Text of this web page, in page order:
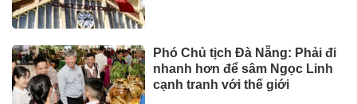
Phó Chủ tịch Đà Nẵng: Phải đi
nhanh hơn để sâm Ngọc Linh
cạnh tranh với thế giới